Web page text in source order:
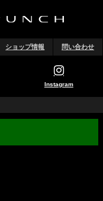
ショップ情報 問い合わせ
Instagram